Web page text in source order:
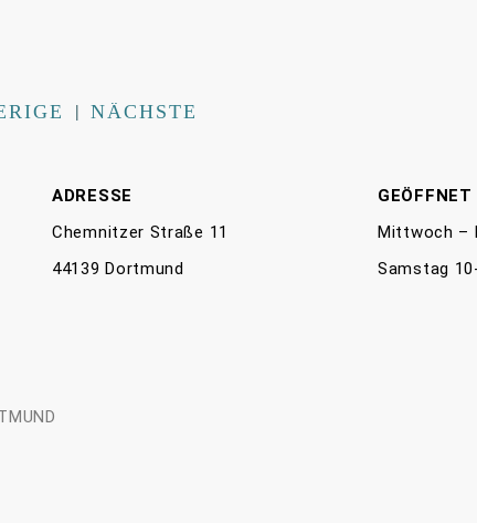
| NÄCHSTE
ADRESSE
Chemnitzer Straße 11
44139 Dortmund
GEÖFFNET
Mittwoch –
Samstag